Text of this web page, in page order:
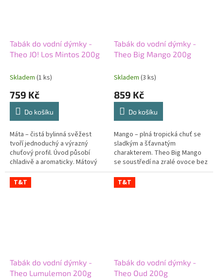
Tabák do vodní dýmky -
Theo JO! Los Mintos 200g
Skladem (1 ks)
759 Kč
Do košíku
Máta – čistá bylinná svěžest
tvoří jednoduchý a výrazný
chuťový profil. Úvod působí
chladivě a aromaticky. Mátový
tón zůstává čitelný po celý
průběh. Lehká síla podporuje
snadné...
Tabák do vodní dýmky -
Theo Big Mango 200g
Skladem (3 ks)
859 Kč
Do košíku
Mango – plná tropická chuť se
sladkým a šťavnatým
charakterem. Theo Big Mango
se soustředí na zralé ovoce bez
zbytečných doplňků. Profil
působí výrazně, ale zachovává
si...
T&T
Tabák do vodní dýmky -
Theo Lumulemon 200g
T&T
Tabák do vodní dýmky -
Theo Oud 200g